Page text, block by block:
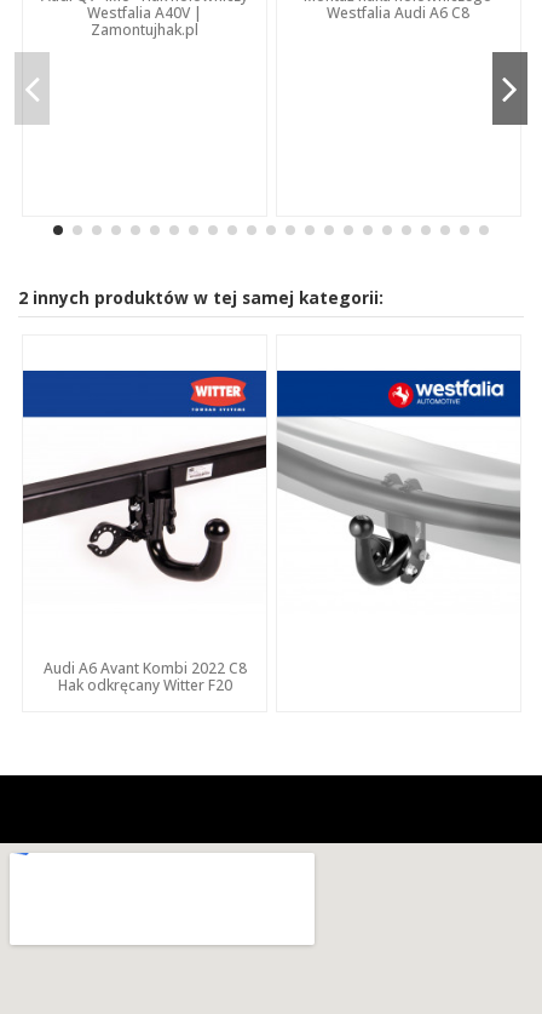
Westfalia A40V |
Zamontujhak.pl
Westfalia Audi A6 C8
2 innych produktów w tej samej kategorii:
Audi A6 Avant Kombi 2022 C8
Hak odkręcany Witter F20